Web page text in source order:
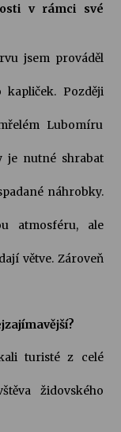
v rámci své
jsem prováděl
Později
Lubomíru
je nutné shrabat
náhrobky.
atmosféru, ale
větve. Zároveň
turisté z celé
židovského